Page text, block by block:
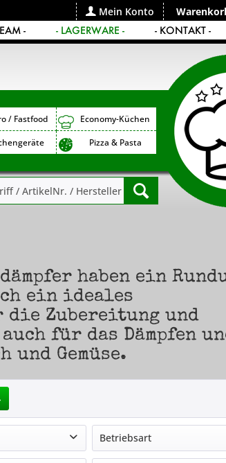
Mein Konto
- - LAGERWARE - - KONTAKT -
/ Fastfood
Economy-Küchen
Pizza & Pasta
haben ein
ein ideales
die Zubereitung und
für das Dämpfen
und Gemüse.
Betriebsart